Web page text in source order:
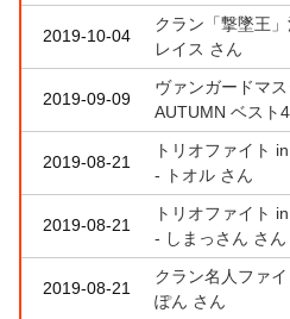
2019-10-04
クラン「撃墜王
レイス さん
2019-09-09
ヴァンガードマ
AUTUMN ベスト
2019-08-21
トリオファイト
- トオル さん
2019-08-21
トリオファイト
- しまっさん さん
2019-08-21
クラン名人ファ
ぽん さん